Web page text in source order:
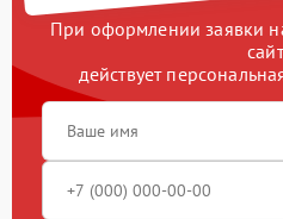
При оформлении заявки
действует